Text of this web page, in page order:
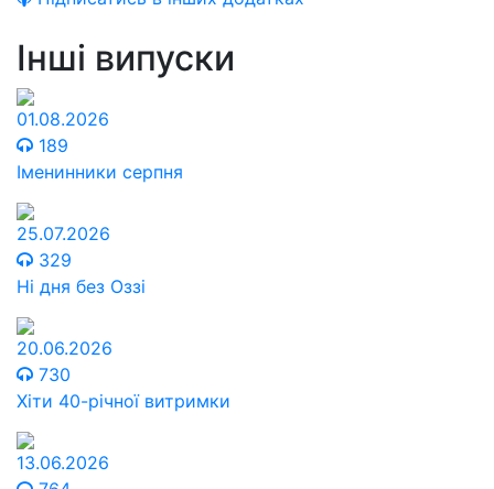
Інші випуски
01.08.2026
189
Іменинники серпня
25.07.2026
329
Ні дня без Оззі
20.06.2026
730
Хіти 40-річної витримки
13.06.2026